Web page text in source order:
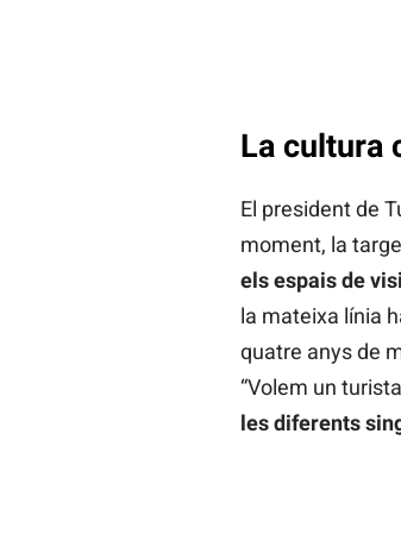
La cultura
El president de
moment, la
els espais de
la mateixa línia
quatre anys de
“Volem un
les diferents